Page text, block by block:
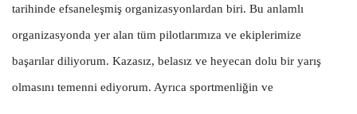
tarihinde efsaneleşmiş organizasyonlardan biri. Bu anlamlı
organizasyonda yer alan tüm pilotlarımıza ve ekiplerimize
başarılar diliyorum. Kazasız, belasız ve heyecan dolu bir yarış
olmasını temenni ediyorum. Ayrıca sportmenliğin ve